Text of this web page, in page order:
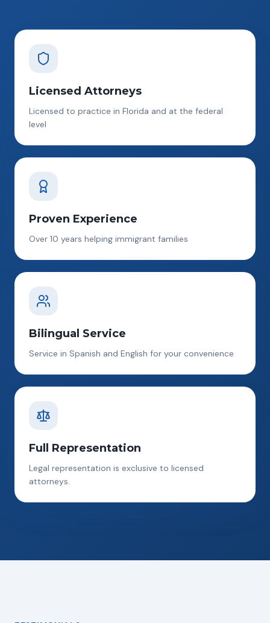
Licensed Attorneys
Licensed to practice in Florida and at the federal
level
Proven Experience
Over 10 years helping immigrant families
Bilingual Service
Service in Spanish and English for your convenience
Full Representation
Legal representation is exclusive to licensed
attorneys.